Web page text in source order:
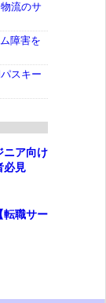
流のサ
障害を
スキー
ニア向け
必見
転職サー